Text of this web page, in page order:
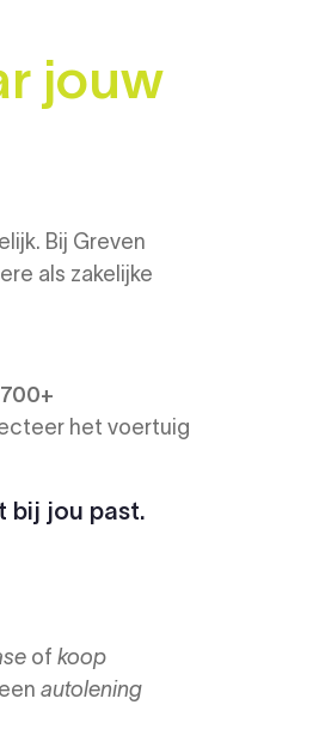
jouw
Bij Greven
als zakelijke
700+
het voertuig
bij jou past.
of koop
autolening